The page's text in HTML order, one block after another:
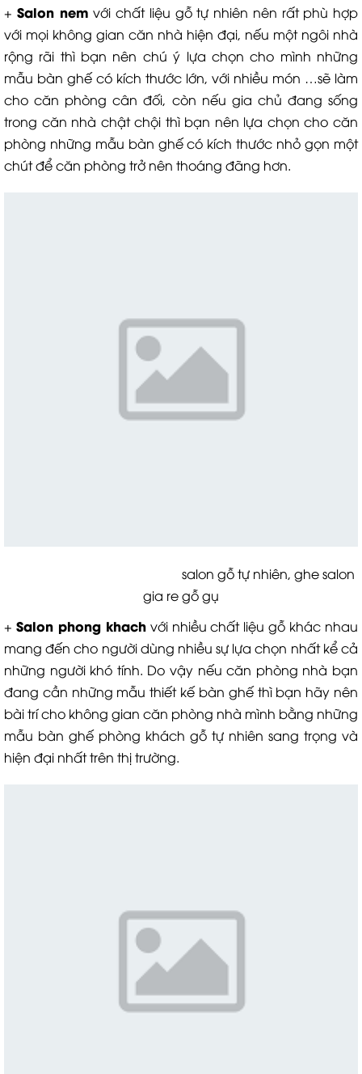
+ Salon nem với chất liệu gỗ tự nhiên nên rất phù hợp
với mọi không gian căn nhà hiện đại, nếu một ngôi nhà
rộng rãi thì bạn nên chú ý lựa chọn cho mình những
mẫu bàn ghế có kích thước lớn, với nhiều món …sẽ làm
cho căn phòng cân đối, còn nếu gia chủ đang sống
trong căn nhà chật chội thì bạn nên lựa chọn cho căn
phòng những mẫu bàn ghế có kích thước nhỏ gọn một
chút để căn phòng trở nên thoáng đãng hơn.
salon gỗ tự nhiên, ghe salon
gia re gỗ gụ
+ Salon phong khachvới nhiều chất liệu gỗ khác nhau
mang đến cho người dùng nhiều sự lựa chọn nhất kể cả
những người khó tính. Do vậy nếu căn phòng nhà bạn
đang cần những mẫu thiết kế bàn ghế thì bạn hãy nên
bài trí cho không gian căn phòng nhà mình bằng những
mẫu bàn ghế phòng khách gỗ tự nhiên sang trọng và
hiện đại nhất trên thị trường.